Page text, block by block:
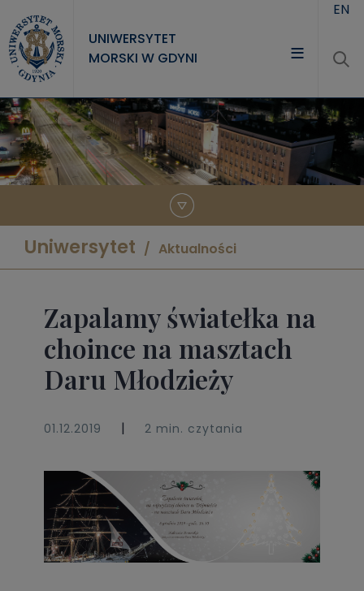
UNIWERSYTET
MORSKI W GDYNI
UNIWERSYTET
STUDIA
NAUKA
EN
Uniwersytet Aktualności
Zapalamy światełka na
choince na masztach
Daru Młodzieży
01.12.2019 | 2 min. czytania